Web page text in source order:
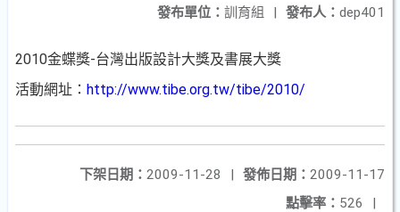
發布人： dep401
發布單位： 訓育組 |
2010金蝶獎-台灣出版設計大獎及書展大獎
活動網址： http://www.tibe.org.tw/tibe/2010/
發佈日期： 2009-11-17
下架日期： 2009-11-28
|
點擊率： 526 |